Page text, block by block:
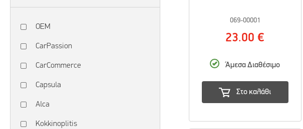
OEM
CarPassion
CarCommerce
Capsula
Alca
Kokkinoplitis
069-00001
23.00 €
Άμεσα Διαθέσιμο
Στο καλάθι